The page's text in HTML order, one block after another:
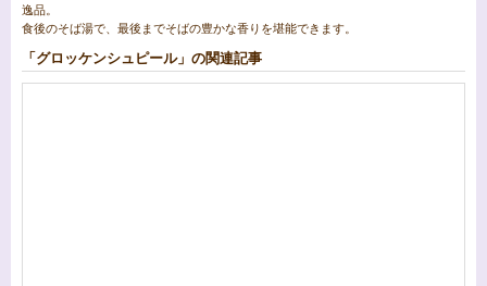
逸品。
食後のそば湯で、最後までそばの豊かな香りを堪能できます。
「グロッケンシュピール」の関連記事